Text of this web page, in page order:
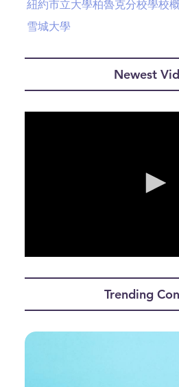
紐約市立大學柏魯克分校學校
雪城大學
Newest
Trending